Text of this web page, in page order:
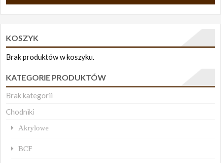
KOSZYK
Brak produktów w koszyku.
KATEGORIE PRODUKTÓW
Brak kategorii
Chodniki
Akrylowe
BCF